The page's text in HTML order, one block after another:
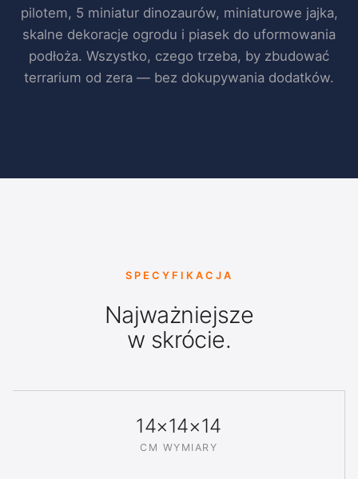
pilotem, 5 miniatur dinozaurów, miniaturowe jajka,
skalne dekoracje ogrodu i piasek do uformowania
podłoża. Wszystko, czego trzeba, by zbudować
terrarium od zera — bez dokupywania dodatków.
SPECYFIKACJA
Najważniejsze
w skrócie.
14×14×14
CM WYMIARY